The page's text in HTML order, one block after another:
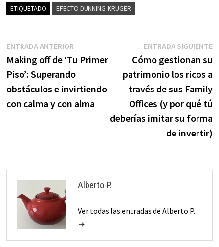
ETIQUETADO EFECTO DUNNING-KRUGER
Navegación
de
entradas
ENTRADA ANTERIOREntrada
anterior:
Making off de ‘Tu Primer
Piso’: Superando
obstáculos e invirtiendo
con calma y con alma
ENTRADA SIGUIENTE
Cómo gestionan su
patrimonio los ricos a
través de sus Family
Offices (y por qué tú
deberías imitar su forma
de invertir)
Alberto P.
Ver todas las entradas de Alberto P.
→